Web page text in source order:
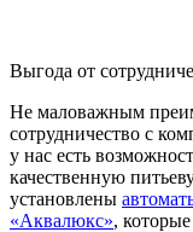
Выгода от
Не маловажным
сотрудничество с
у нас есть
качественную
установлены
«Аквалюкс»,